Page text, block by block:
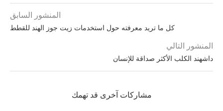
المنشور السابق
كل ما تريد معرفته حول استخدمات زيت جوز الهند للقطط
المنشور التالي
داشهند الكلب الأكثر صداقة للإنسان
مشاركات آخرى قد تهمك